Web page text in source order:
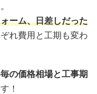
ーム、日差しだった
れ費用と工期も変わ
の価格相場と工事期
！